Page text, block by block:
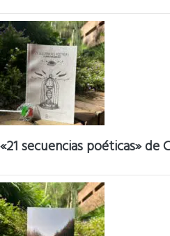
«21 secuencias poéticas» de